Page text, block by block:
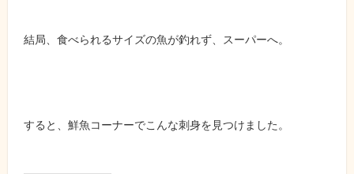
結局、食べられるサイズの魚が釣れず、スーパーへ。
すると、鮮魚コーナーでこんな刺身を見つけました。